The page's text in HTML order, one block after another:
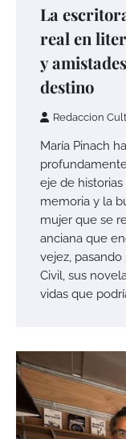
La
real en
y
destino
Redaccion
María Pinach
eje de
memoria y la
mujer que se
anciana que
vejez,
Civil, sus
vidas que